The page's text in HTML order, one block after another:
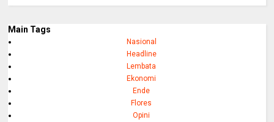
Main Tags
Nasional
Headline
Lembata
Ekonomi
Ende
Flores
Opini